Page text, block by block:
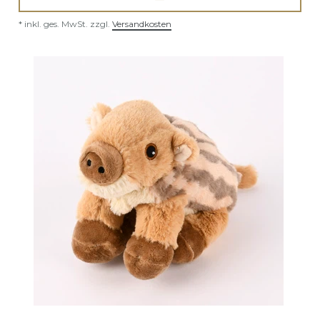
* inkl. ges. MwSt. zzgl. Versandkosten